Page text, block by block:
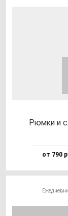
Рюм­ки и
от 790